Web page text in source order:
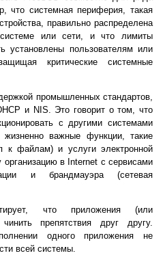
что системная периферия, такая
правильно распределена
или сети, и что лимиты
установлены пользователям или
критические системные
промышленных стандартов,
и NIS. Это говорит о том, что
с другими системами
жизненно важные функции, такие
к файлам) и услуги электронной
в Internet с сервисами
и брандмауэра (сетевая
что приложения (или
препятствия друг другу.
одного приложения не
всей системы.